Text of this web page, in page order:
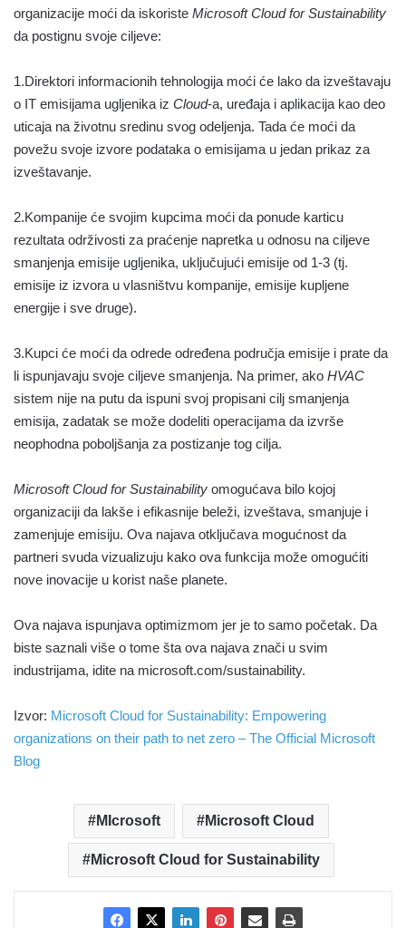
organizacije moći da iskoriste Microsoft Cloud for Sustainability
da postignu svoje ciljeve:
1.Direktori informacionih tehnologija moći će lako da izveštavaju
o IT emisijama ugljenika iz Cloud-a, uređaja i aplikacija kao deo
uticaja na životnu sredinu svog odeljenja. Tada će moći da
povežu svoje izvore podataka o emisijama u jedan prikaz za
izveštavanje.
2.Kompanije će svojim kupcima moći da ponude karticu
rezultata održivosti za praćenje napretka u odnosu na ciljeve
smanjenja emisije ugljenika, uključujući emisije od 1-3 (tj.
emisije iz izvora u vlasništvu kompanije, emisije kupljene
energije i sve druge).
3.Kupci će moći da odrede određena područja emisije i prate da
li ispunjavaju svoje ciljeve smanjenja. Na primer, ako HVAC
sistem nije na putu da ispuni svoj propisani cilj smanjenja
emisija, zadatak se može dodeliti operacijama da izvrše
neophodna poboljšanja za postizanje tog cilja.
Microsoft Cloud for Sustainability omogućava bilo kojoj
organizaciji da lakše i efikasnije beleži, izveštava, smanjuje i
zamenjuje emisiju. Ova najava otključava mogućnost da
partneri svuda vizualizuju kako ova funkcija može omogućiti
nove inovacije u korist naše planete.
Ova najava ispunjava optimizmom jer je to samo početak. Da
biste saznali više o tome šta ova najava znači u svim
industrijama, idite na microsoft.com/sustainability.
Izvor: Microsoft Cloud for Sustainability: Empowering
organizations on their path to net zero – The Official Microsoft
Blog
MIcrosoft Microsoft Cloud
Microsoft Cloud for Sustainability